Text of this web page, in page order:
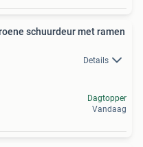
schuurdeur met ramen
Details
Dagtopper
Vandaag